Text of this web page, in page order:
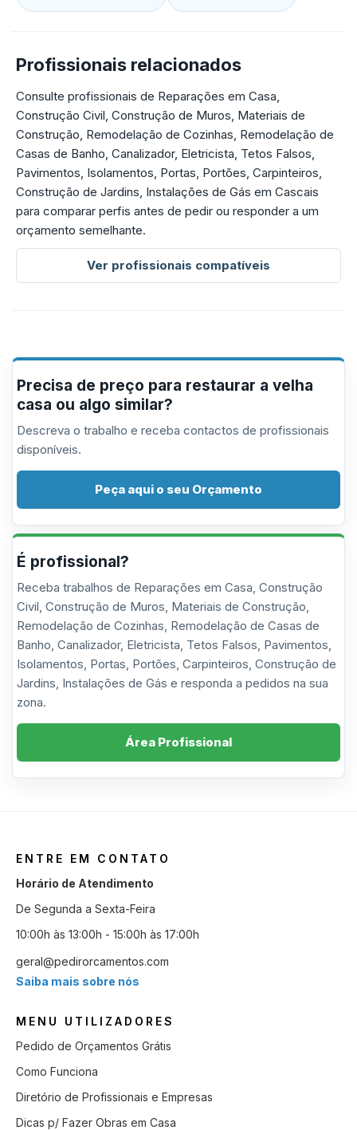
Profissionais relacionados
Consulte profissionais de Reparações em Casa,
Construção Civil, Construção de Muros, Materiais de
Construção, Remodelação de Cozinhas, Remodelação de
Casas de Banho, Canalizador, Eletricista, Tetos Falsos,
Pavimentos, Isolamentos, Portas, Portões, Carpinteiros,
Construção de Jardins, Instalações de Gás em Cascais
para comparar perfis antes de pedir ou responder a um
orçamento semelhante.
Ver profissionais compatíveis
Precisa de preço para restaurar a velha
casa ou algo similar?
Descreva o trabalho e receba contactos de profissionais
disponíveis.
Peça aqui o seu Orçamento
É profissional?
Receba trabalhos de Reparações em Casa, Construção
Civil, Construção de Muros, Materiais de Construção,
Remodelação de Cozinhas, Remodelação de Casas de
Banho, Canalizador, Eletricista, Tetos Falsos, Pavimentos,
Isolamentos, Portas, Portões, Carpinteiros, Construção de
Jardins, Instalações de Gás e responda a pedidos na sua
zona.
Área Profissional
ENTRE EM CONTATO
Horário de Atendimento
De Segunda a Sexta-Feira
10:00h às 13:00h - 15:00h às 17:00h
geral@pedirorcamentos.com
Saiba mais sobre nós
MENU UTILIZADORES
Pedido de Orçamentos Grátis
Como Funciona
Diretório de Profissionais e Empresas
Dicas p/ Fazer Obras em Casa